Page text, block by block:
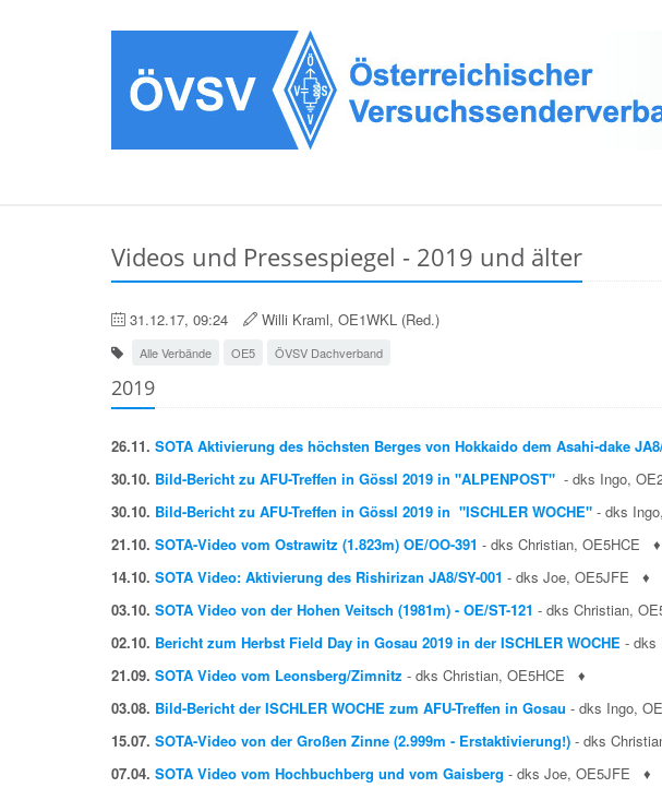
Videos und Pressespiegel - 2019 und älter
31.12.17, 09:24 Willi Kraml, OE1WKL (Red.)
Alle Verbände OE5 ÖVSV Dachverband
2019
26.11. SOTA Aktivierung des höchsten Berges von Hokkaido dem Asahi-dake
30.10. Bild-Bericht zu AFU-Treffen in Gössl 2019 in "ALPENPOST" - dks Ingo,
30.10. Bild-Bericht zu AFU-Treffen in Gössl 2019 in "ISCHLER WOCHE" - dks
21.10. SOTA-Video vom Ostrawitz (1.823m) OE/OO-391 - dks Christian, OE5HCE
♦
14.10. SOTA Video: Aktivierung des Rishirizan JA8/SY-001 - dks Joe, OE5JFE
♦
03.10. SOTA Video von der Hohen Veitsch (1981m) - OE/ST-121 - dks Christian,
02.10. Bericht zum Herbst Field Day in Gosau 2019 in der ISCHLER WOCHE - dks
21.09. SOTA Video vom Leonsberg/Zimnitz - dks Christian, OE5HCE
♦
03.08. Bild-Bericht der ISCHLER WOCHE zum AFU-Treffen in Gosau - dks Ingo,
15.07. SOTA-Video von der Großen Zinne (2.999m - Erstaktivierung!) - dks
07.04. SOTA Video vom Hochbuchberg und vom Gaisberg - dks Joe, OE5JFE
♦